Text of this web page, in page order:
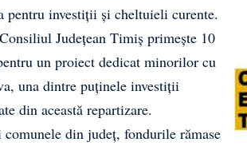
pentru investiții și cheltuieli curente.
Județean Timiș primește 10
un proiect dedicat minorilor cu
una dintre puținele investiții
din această repartizare.
comunele din județ, fondurile rămase